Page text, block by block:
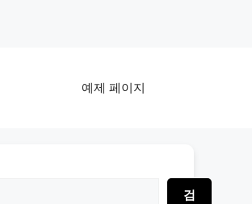
예제 페이지
검